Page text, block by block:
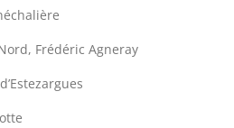
Frédéric Agneray